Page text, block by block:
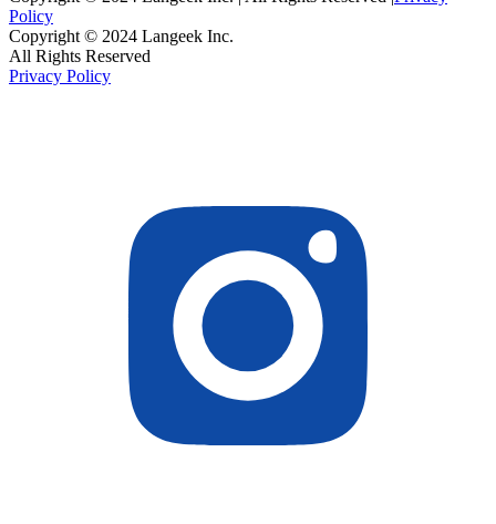
Policy
Copyright © 2024 Langeek Inc.
All Rights Reserved
Privacy Policy